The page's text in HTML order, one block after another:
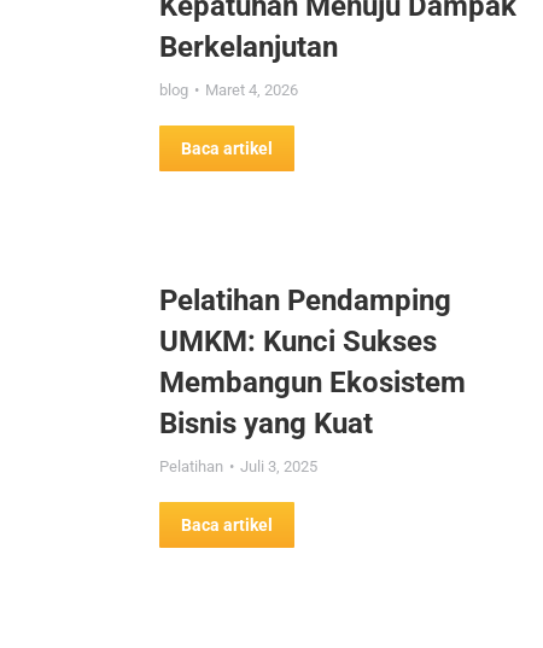
Berkelanjutan
blog Maret 4, 2026
Baca artikel
Pelatihan Pendamping
UMKM: Kunci Sukses
Membangun Ekosistem
Bisnis yang Kuat
Pelatihan Juli 3, 2025
Baca artikel